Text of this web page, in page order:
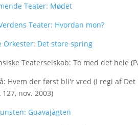
Teater: Mødet
Teater: Hvordan mon?
Orkester: Det store spring
Teaterselskab: To med det hele
Hvem der først bli'r vred (I regi af
127, nov. 2003)
Guavajagten